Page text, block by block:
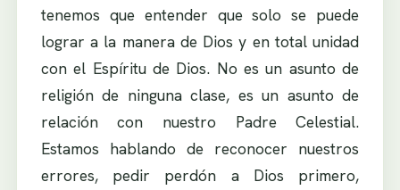
tenemos que entender que solo se puede
lograr a la manera de Dios y en total unidad
con el Espíritu de Dios. No es un asunto de
religión de ninguna clase, es un asunto de
relación con nuestro Padre Celestial.
Estamos hablando de reconocer nuestros
errores, pedir perdón a Dios primero,